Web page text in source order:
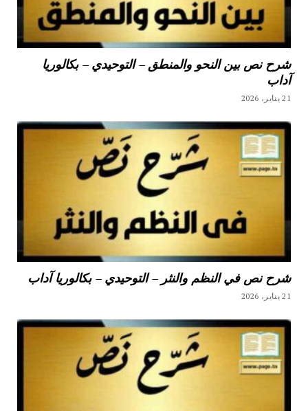
شرح نص بين النحو والمنطق – التوحيدي – بكالوريا
آداب
21 يناير، 2026
شرح نص في النظم والنثر – التوحيدي – بكالوريا آداب
21 يناير، 2026